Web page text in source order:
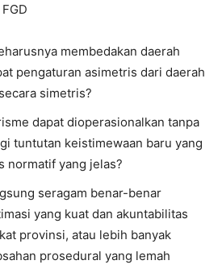
membedakan daerah
pengaturan asimetris dari daerah
simetris?
dapat dioperasionalkan tanpa
tuntutan keistimewaan baru yang
normatif yang jelas?
seragam benar-benar
yang kuat dan akuntabilitas
provinsi, atau lebih banyak
prosedural yang lemah